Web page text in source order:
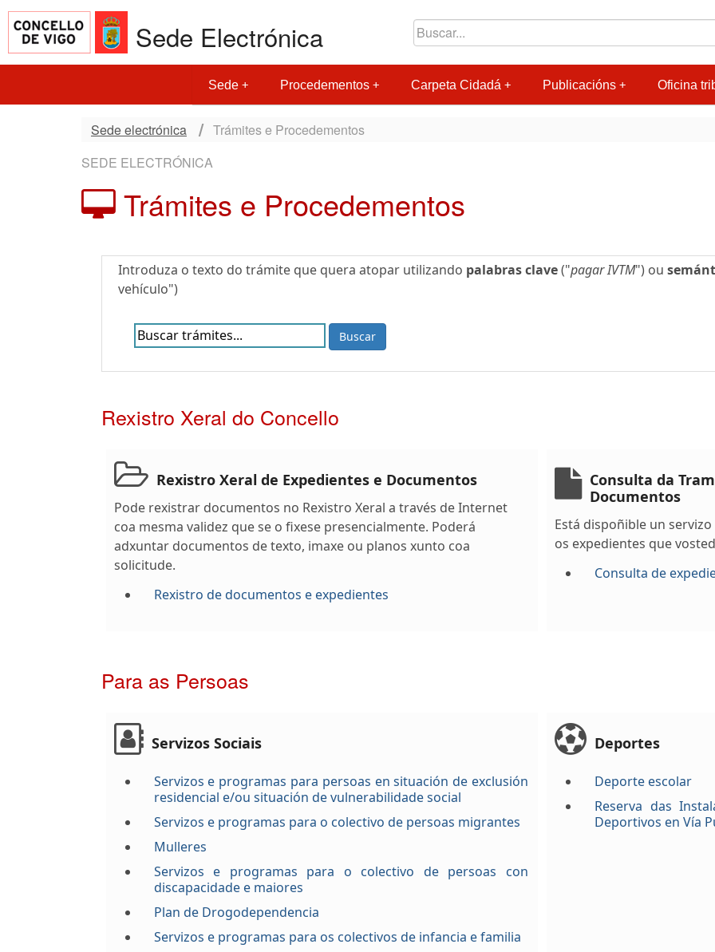
Sede Electrónica
Sede Procedementos Carpeta Cidadá Publicacións Oficina
Sede electrónica
Trámites e Procedementos
SEDE ELECTRÓNICA
Trámites e Procedementos
Introduza o texto do trámite que quera atopar utilizando palabras clave("pagar IVTM") ou
vehículo")
Rexistro Xeral do Concello
Rexistro Xeral de Expedientes e Documentos
Pode rexistrar documentos no Rexistro Xeral a través de Internet
coa mesma validez que se o fixese presencialmente. Poderá
adxuntar documentos de texto, imaxe ou planos xunto coa
solicitude.
Rexistro de documentos e expedientes
Consulta da
Documentos
Está dispoñible un
os expedientes que
Consulta de
Para as Persoas
Servizos Sociais
Servizos e programas para persoas en situación de exclusión
residencial e/ou situación de vulnerabilidade social
Servizos e programas para o colectivo de persoas migrantes
Mulleres
Servizos e programas para o colectivo de persoas con
discapacidade e maiores
Plan de Drogodependencia
Servizos e programas para os colectivos de infancia e familia
Deportes
Deporte escolar
Reserva das
Deportivos en Vía